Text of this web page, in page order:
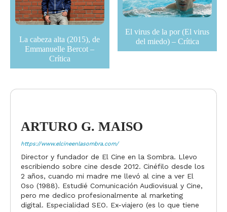
La cabeza alta (2015), de
Emmanuelle Bercot –
Crítica
El virus de la por (El virus
del miedo) – Crítica
ARTURO G. MAISO
https://www.elcineenlasombra.com/
Director y fundador de El Cine en la Sombra. Llevo
escribiendo sobre cine desde 2012. Cinéfilo desde los
2 años, cuando mi madre me llevó al cine a ver El
Oso (1988). Estudié Comunicación Audiovisual y Cine,
pero me dedico profesionalmente al marketing
digital. Especialidad SEO. Ex-viajero (es lo que tiene